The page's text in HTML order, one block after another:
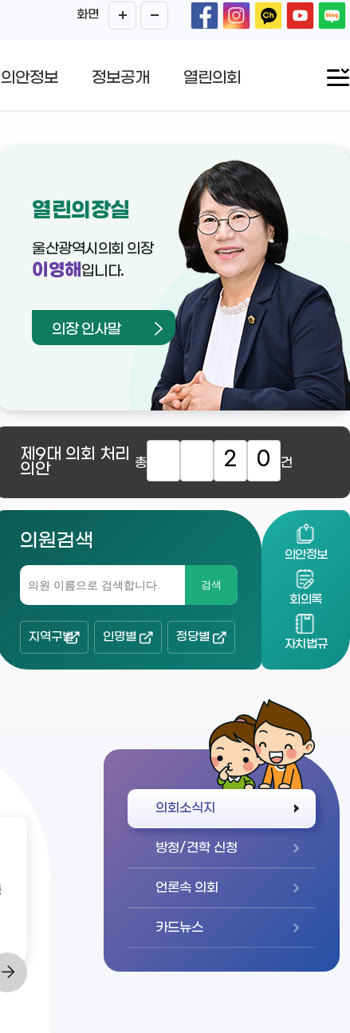
화면
의안정보 정보공개 열린의회
열린의장실
울산광역시의회 의장
이영해 입니다.
의장 인사말
제9대 의회 처리
의안 총 2 0 건
의원검색
검색
지역구별 인명별 정당별
의안정보
회의록
자치법규
의회소식지
방청/견학 신청
언론속 의회
카드뉴스